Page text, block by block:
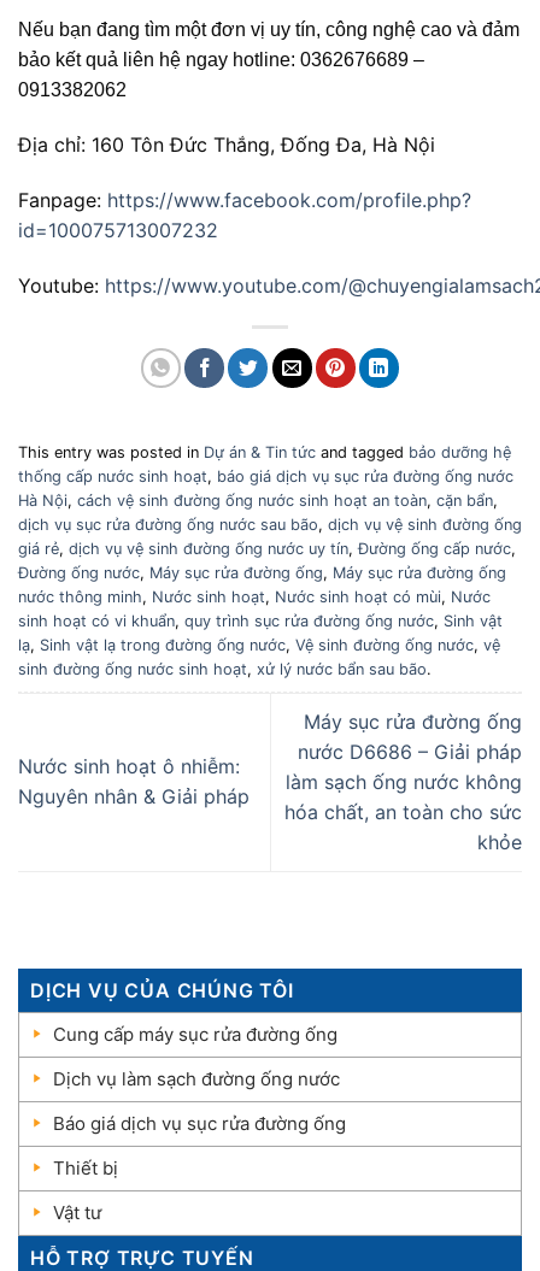
Nếu bạn đang tìm một đơn vị uy tín, công nghệ cao và đảm
bảo kết quả liên hệ ngay hotline: 0362676689 –
0913382062
Địa chỉ: 160 Tôn Đức Thắng, Đống Đa, Hà Nội
Fanpage: https://www.facebook.com/profile.php?
id=100075713007232
Youtube: https://www.youtube.com/
This entry was posted in Dự án & Tin tức and tagged bảo dưỡng hệ
thống cấp nước sinh hoạt, báo giá dịch vụ sục rửa đường ống nước
Hà Nội, cách vệ sinh đường ống nước sinh hoạt an toàn, cặn bẩn,
dịch vụ sục rửa đường ống nước sau bão, dịch vụ vệ sinh đường ống
giá rẻ, dịch vụ vệ sinh đường ống nước uy tín,Đường ống cấp nước,
Đường ống nước, Máy sục rửa đường ống, Máy sục rửa đường ống
nước thông minh, Nước sinh hoạt, Nước sinh hoạt có mùi, Nước
sinh hoạt có vi khuẩn, quy trình sục rửa đường ống nước, Sinh vật
lạ, Sinh vật lạ trong đường ống nước, Vệ sinh đường ống nước, vệ
sinh đường ống nước sinh hoạt, xử lý nước bẩn sau bão.
Nước sinh hoạt ô nhiễm:
Nguyên nhân & Giải pháp
Máy sục rửa đường ống
nước D6686 – Giải pháp
làm sạch ống nước không
hóa chất, an toàn cho sức
khỏe
DỊCH VỤ CỦA CHÚNG TÔI
Cung cấp máy sục rửa đường ống
Dịch vụ làm sạch đường ống nước
Báo giá dịch vụ sục rửa đường ống
Thiết bị
Vật tư
HỖ TRỢ TRỰC TUYẾN